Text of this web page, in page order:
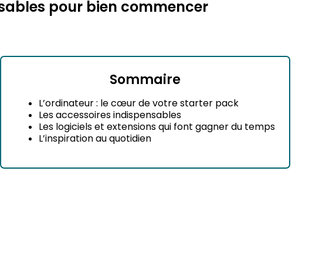
pour bien commencer
Sommaire
L’ordinateur : le cœur de votre starter pack
Les accessoires indispensables
Les logiciels et extensions qui font gagner du temps
L’inspiration au quotidien